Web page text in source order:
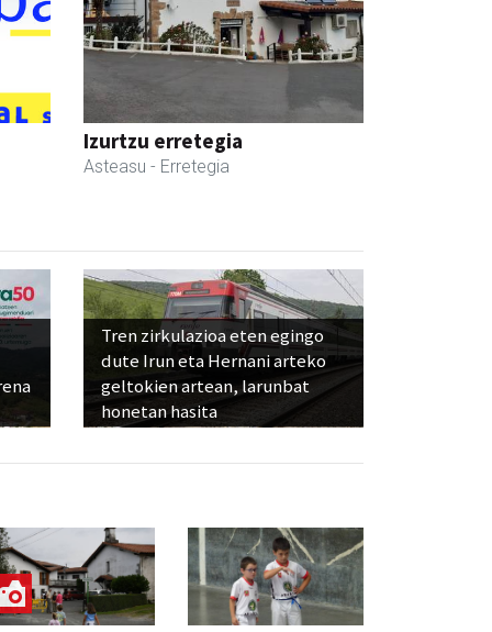
Izurtzu erretegia
Asteasu - Erretegia
Tren zirkulazioa eten egingo
dute Irun eta Hernani arteko
geltokien artean, larunbat
honetan hasita